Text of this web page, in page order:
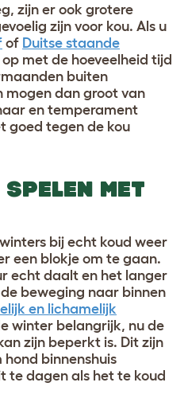
zijn er ook grotere
zijn voor kou. Als u
of Duitse staande
met de hoeveelheid tijd
buiten
mogen dan groot van
en temperament
goed tegen de kou
SPELEN MET
bij echt koud weer
een blokje om te gaan.
echt daalt en het langer
beweging naar binnen
en lichamelijk
winter belangrijk, nu de
zijn beperkt is. Dit zijn
binnenshuis
te dagen als het te koud